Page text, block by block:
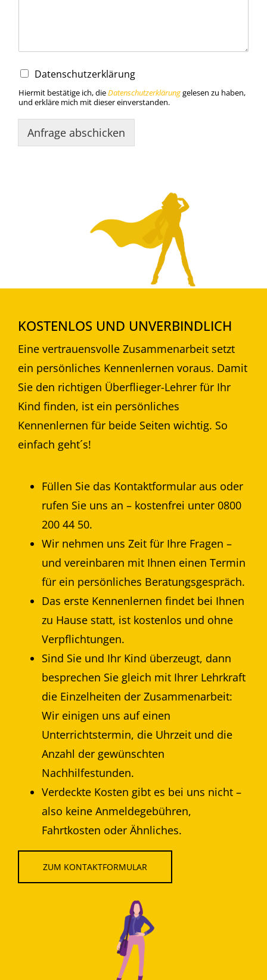
t
*
C
h
e
c
k
Datenschutzerklärung
Hiermit bestätige ich, dieDatenschutzerklärunggelesen zu haben,
und erkläre mich mit dieser einverstanden.
Anfrage abschicken
KOSTENLOS UND UNVERBINDLICH
Eine vertrauensvolle Zusammenarbeit setzt
ein persönliches Kennenlernen voraus. Damit
Sie den richtigen Überflieger-Lehrer für Ihr
Kind finden, ist ein persönliches
Kennenlernen für beide Seiten wichtig. So
einfach geht´s!
Füllen Sie das Kontaktformular aus oder
rufen Sie uns an – kostenfrei unter 0800
200 44 50.
Wir nehmen uns Zeit für Ihre Fragen –
und vereinbaren mit Ihnen einen Termin
für ein persönliches Beratungsgespräch.
Das erste Kennenlernen findet bei Ihnen
zu Hause statt, ist kostenlos und ohne
Verpflichtungen.
Sind Sie und Ihr Kind überzeugt, dann
besprechen Sie gleich mit Ihrer Lehrkraft
die Einzelheiten der Zusammenarbeit:
Wir einigen uns auf einen
Unterrichtstermin, die Uhrzeit und die
Anzahl der gewünschten
Nachhilfestunden.
Verdeckte Kosten gibt es bei uns nicht –
also keine Anmeldegebühren,
Fahrtkosten oder Ähnliches.
ZUM KONTAKTFORMULAR